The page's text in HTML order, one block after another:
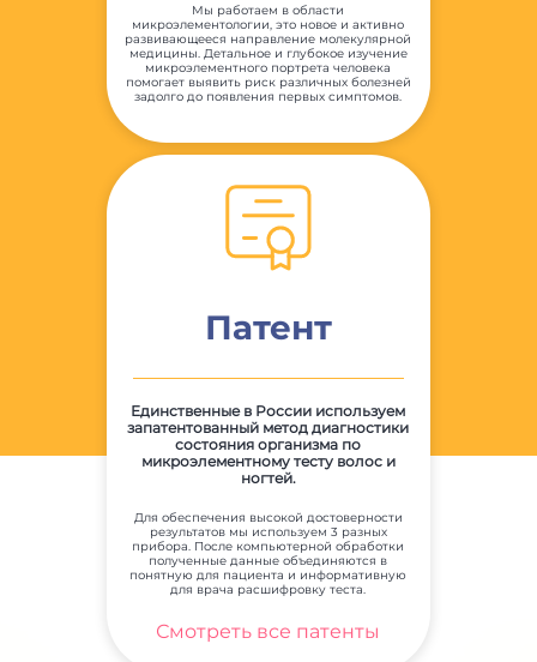
Мы работаем в области
микроэлементологии, это новое и активно
развивающееся направление молекулярной
медицины. Детальное и глубокое изучение
микроэлементного портрета человека
помогает выявить риск различных болезней
задолго до появления первых симптомов.
Патент
Единственные в России используем
запатентованный метод диагностики
состояния организма по
микроэлементному тесту волос и
ногтей.
Для обеспечения высокой достоверности
результатов мы используем 3 разных
прибора. После компьютерной обработки
полученные данные объединяются в
понятную для пациента и информативную
для врача расшифровку теста.
Смотреть все патенты